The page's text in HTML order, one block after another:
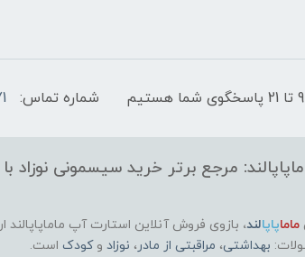
شماره تماس:
مرجع برتر خرید سیسمونی نوزاد
ماماپاپالند، بازوی فروش آنلاین استارت آپ ماماپاپالند
بهداشتی، مراقبتی از مادر، نوزاد وکودک است.